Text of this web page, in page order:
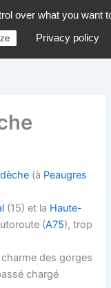
(à Peaugres
(15) et la Haute-
(A75), trop
charme des gorges
chargé
over what you want
Privacy policy